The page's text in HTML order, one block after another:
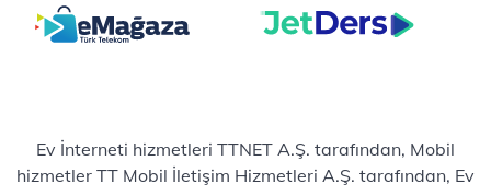
Ev İnterneti hizmetleri TTNET A.Ş. tarafından, Mobil
hizmetler TT Mobil İletişim Hizmetleri A.Ş. tarafından, Ev